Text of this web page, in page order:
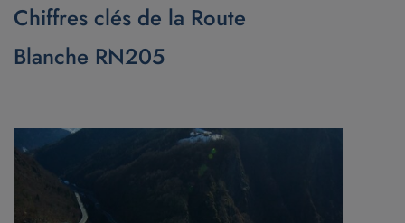
Chiffres clés de la Route
Blanche RN205